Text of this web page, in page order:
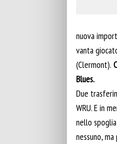
nuova
vanta
(Clermont).
Blues.
Due
WRU. E in
nello
nessuno,